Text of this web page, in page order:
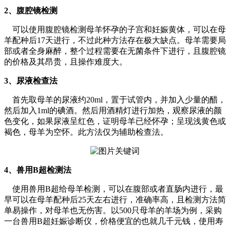
2、腹腔镜检测
可以使用腹腔镜检测母羊怀孕的子宫和妊娠黄体，可以在母
羊配种后17天进行，不过此种方法存在极大缺点。母羊需要局
部或者全身麻醉，整个过程需要在无菌条件下进行，且腹腔镜
的价格及其昂贵，且操作难度大。
3、尿液检查法
首先取母羊的尿液约20ml，置于试管内，并加入少量的醋，
然后加入1ml的碘酒。然后用酒精灯进行加热，观察尿液的颜
色变化，如果尿液呈红色，证明母羊已经怀孕；呈现浅黄色或
褐色，母羊为空怀。此方法仅为辅助检查法。
4、兽用B超检测法
使用兽用B超给母羊检测，可以在腹部或者直肠内进行，最
早可以在母羊配种后25天左右进行，准确率高，且检测方法简
单易操作，对母羊也无伤害。以500只母羊的羊场为例，采购
一台兽用B超妊娠诊断仪，价格便宜的也就几千元钱，使用寿